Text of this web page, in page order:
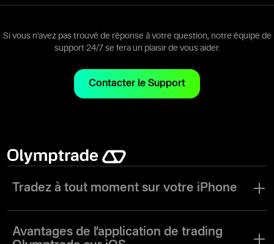
trading que ceux disponibles sur nos autres plateformes.
Si vous n'avez pas trouvé de réponse à votre question, notre équipe de
support 24/7 se fera un plaisir de vous aider.
Contacter le Support
Tradez à tout moment sur votre iPhone
un accès permanent à vos investissements. Avec l’application de
trading Olymptrade pour iOS, vous n’avez plus besoin de rester
Avantages de l’application de trading